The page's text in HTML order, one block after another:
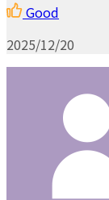
Good
2025/12/20